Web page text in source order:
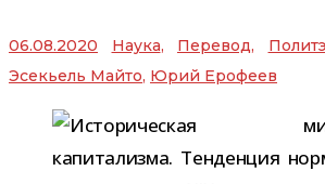
06.08.2020 Наука, Перевод,
Эсекьель Майто, Юрий Ерофеев